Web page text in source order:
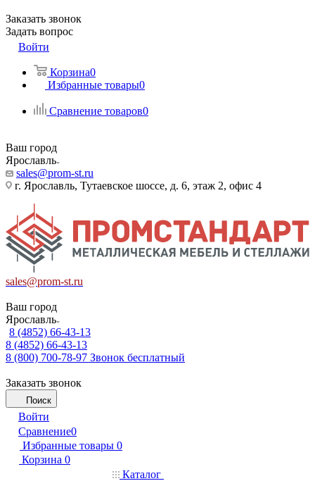
Заказать звонок
Задать вопрос
Войти
Корзина0
Избранные товары0
Сравнение товаров0
Ваш город
Ярославль
sales@prom-st.ru
г. Ярославль, Тутаевское шоссе, д. 6, этаж 2, офис 4
sales@prom-st.ru
Ваш город
Ярославль
8 (4852) 66-43-13
8 (4852) 66-43-13
8 (800) 700-78-97 Звонок бесплатный
Заказать звонок
Поиск
Войти
Сравнение0
Избранные товары 0
Корзина 0
Каталог